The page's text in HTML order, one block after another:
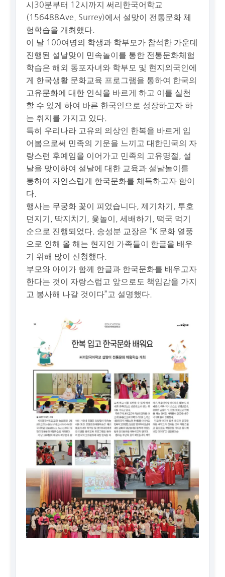
시30분부터 12시까지 써리한국어학교
(156488Ave. Surrey)에서 설맞이 전통문화 체
험학습을 개최했다.
이 날 100여명의 학생과 학부모가 참석한 가운데
진행된 설날맞이 민속놀이를 통한 전통문화체험
학습은 해외 동포자녀와 학부모 및 현지외국인에
게 한국생활 문화교육 프로그램을 통하여 한국의
고유문화에 대한 인식을 바르게 하고 이를 실천
할 수 있게 하여 바른 한국인으로 성장하고자 하
는 취지를 가지고 있다.
특히 우리나라 고유의 의상인 한복을 바르게 입
어봄으로써 민족의 기운을 느끼고 대한민국의 자
랑스런 후예임을 이어가고 민족의 고유명절, 설
날을 맞이하여 설날에 대한 교육과 설날놀이를
통하여 자연스럽게 한국문화를 체득하고자 함이
다.
행사는 무궁화 꽃이 피었습니다, 제기차기, 투호
던지기, 딱지치기, 윷놀이, 세배하기, 떡국 먹기
순으로 진행되었다. 송성분 교장은 “K 문화 열풍
으로 인해 올 해는 현지인 가족들이 한글을 배우
기 위해 많이 신청했다.
부모와 아이가 함께 한글과 한국문화를 배우고자
한다는 것이 자랑스럽고 앞으로도 책임감을 가지
고 봉사해 나갈 것이다”고 설명했다.